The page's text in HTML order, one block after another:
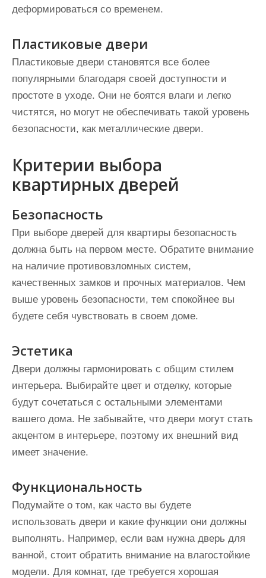
деформироваться со временем.
Пластиковые двери
Пластиковые двери становятся все более
популярными благодаря своей доступности и
простоте в уходе. Они не боятся влаги и легко
чистятся, но могут не обеспечивать такой уровень
безопасности, как металлические двери.
Критерии выбора
квартирных дверей
Безопасность
При выборе дверей для квартиры безопасность
должна быть на первом месте. Обратите внимание
на наличие противовзломных систем,
качественных замков и прочных материалов. Чем
выше уровень безопасности, тем спокойнее вы
будете себя чувствовать в своем доме.
Эстетика
Двери должны гармонировать с общим стилем
интерьера. Выбирайте цвет и отделку, которые
будут сочетаться с остальными элементами
вашего дома. Не забывайте, что двери могут стать
акцентом в интерьере, поэтому их внешний вид
имеет значение.
Функциональность
Подумайте о том, как часто вы будете
использовать двери и какие функции они должны
выполнять. Например, если вам нужна дверь для
ванной, стоит обратить внимание на влагостойкие
модели. Для комнат, где требуется хорошая